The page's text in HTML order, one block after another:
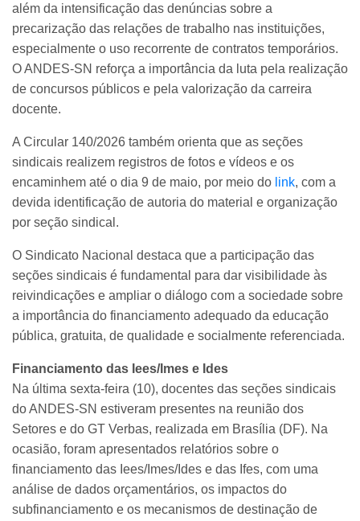
além da intensificação das denúncias sobre a
precarização das relações de trabalho nas instituições,
especialmente o uso recorrente de contratos temporários.
O ANDES-SN reforça a importância da luta pela realização
de concursos públicos e pela valorização da carreira
docente.
A Circular 140/2026 também orienta que as seções
sindicais realizem registros de fotos e vídeos e os
encaminhem até o dia 9 de maio, por meio do link, com a
devida identificação de autoria do material e organização
por seção sindical.
O Sindicato Nacional destaca que a participação das
seções sindicais é fundamental para dar visibilidade às
reivindicações e ampliar o diálogo com a sociedade sobre
a importância do financiamento adequado da educação
pública, gratuita, de qualidade e socialmente referenciada.
Financiamento das Iees/Imes e Ides
Na última sexta-feira (10), docentes das seções sindicais
do ANDES-SN estiveram presentes na reunião dos
Setores e do GT Verbas, realizada em Brasília (DF). Na
ocasião, foram apresentados relatórios sobre o
financiamento das Iees/Imes/Ides e das Ifes, com uma
análise de dados orçamentários, os impactos do
subfinanciamento e os mecanismos de destinação de